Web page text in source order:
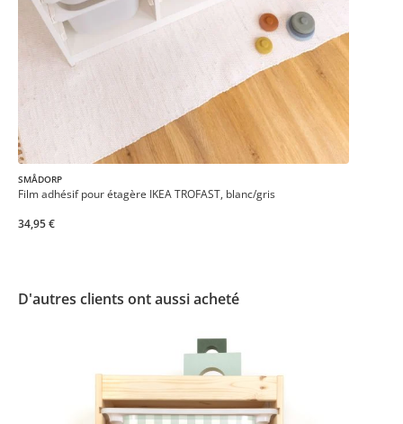
SMÅDORP
Film adhésif pour étagère IKEA TROFAST, blanc/gris
34,95 €
D'autres clients ont aussi acheté